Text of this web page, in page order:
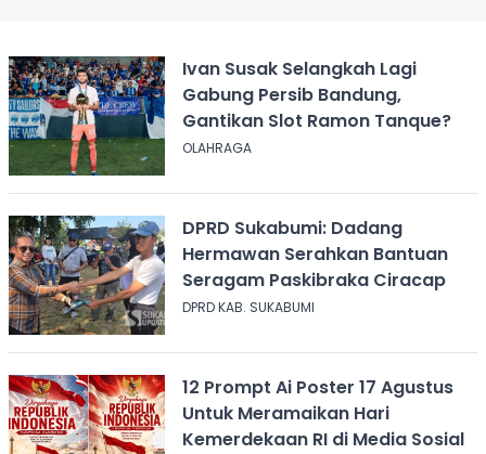
Ivan Susak Selangkah Lagi
Gabung Persib Bandung,
Gantikan Slot Ramon Tanque?
OLAHRAGA
DPRD Sukabumi: Dadang
Hermawan Serahkan Bantuan
Seragam Paskibraka Ciracap
DPRD KAB. SUKABUMI
12 Prompt Ai Poster 17 Agustus
Untuk Meramaikan Hari
Kemerdekaan RI di Media Sosial